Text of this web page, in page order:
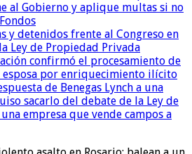
al Gobierno y aplique multas si no
y detenidos frente al Congreso en
Ley de Propiedad Privada
confirmó el procesamiento de
esposa por enriquecimiento ilícito
de Benegas Lynch a una
sacarlo del debate de la Ley de
empresa que vende campos a